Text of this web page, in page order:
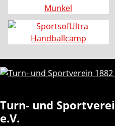
Turn- und
e.V.